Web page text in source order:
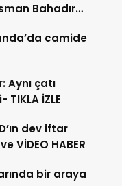
Bahadır
camide
Aynı çatı
İZLE
dev iftar
VİDEO HABER
bir araya